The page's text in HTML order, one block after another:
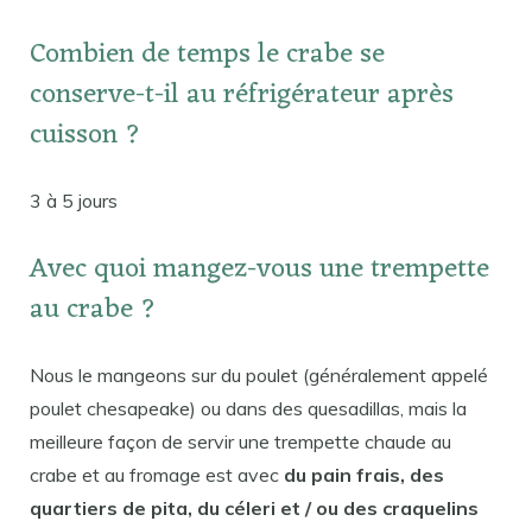
Combien de temps le crabe se
conserve-t-il au réfrigérateur après
cuisson ?
3 à 5 jours
Avec quoi mangez-vous une trempette
au crabe ?
Nous le mangeons sur du poulet (généralement appelé
poulet chesapeake) ou dans des quesadillas, mais la
meilleure façon de servir une trempette chaude au
crabe et au fromage est avec du pain frais, des
quartiers de pita, du céleri et / ou des craquelins